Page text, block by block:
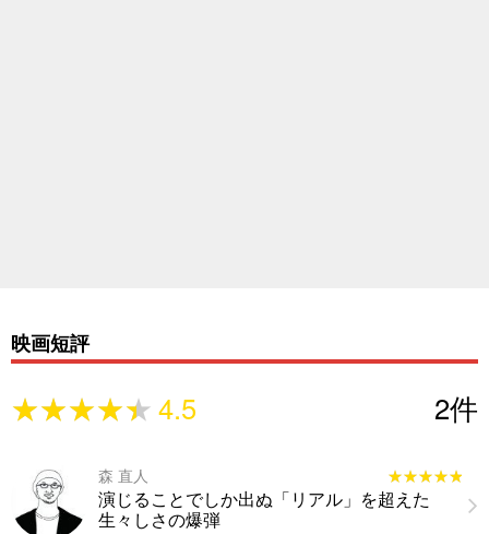
映画短評
★★★★★
★★★★★4.5 2件
森 直人 ★★★★★
★★★★★
演じることでしか出ぬ「リアル」を超えた
生々しさの爆弾